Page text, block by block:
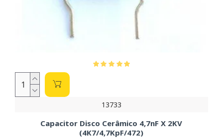
13733
Capacitor Disco Cerâmico 4,7nF X 2KV
(4K7/4,7KpF/472)